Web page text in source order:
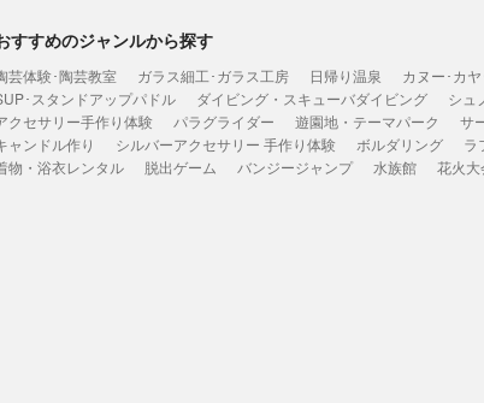
すすめのジャンルから探す
芸体験･陶芸教室 ガラス細工･ガラス工房 日帰り温泉
カヌー･カヤ
･スタンドアップパドル
ダイビング・スキューバダイビング
シュ
クセサリー手作り体験
パラグライダー 遊園地・テーマパーク
サ
ャンドル作り
シルバーアクセサリー 手作り体験 ボルダリング
ラ
物・浴衣レンタル
脱出ゲーム バンジージャンプ 水族館 花火大